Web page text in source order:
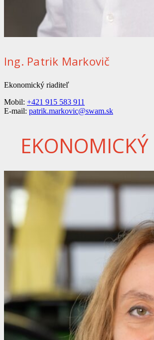
Ing. Patrik Markovič
Ekonomický riaditeľ
Mobil: +421 915 583 911
E-mail: patrik.markovic@swam.sk
EKONOMICKÝ